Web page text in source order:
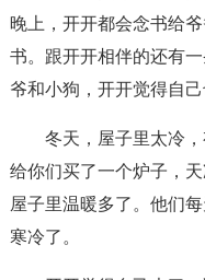
晚上，开开都会念书给
书。跟开开相伴的还有
爷和小狗，开开觉得自己
冬天，屋子里太冷
给你们买了一个炉子，
屋子里温暖多了。他们
寒冷了。